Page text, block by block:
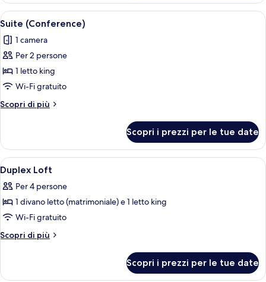
Apri
tutte
le
foto
per
Suite
(Conference)
Una camera d'hotel moderna con
5
Suite (Conference)
1 camera
Per 2 persone
1 letto king
Wi-Fi gratuito
Scopri di più
Altri
(Conference)
Scopri i prezzi per le tue date
Apri
tutte
le
foto
per
Duplex
Un soggiorno moderno con un
5
Duplex Loft
Per 4 persone
1 divano letto (matrimoniale) e 1 letto king
Wi-Fi gratuito
Scopri di più
Altri
Loft
Scopri i prezzi per le tue date